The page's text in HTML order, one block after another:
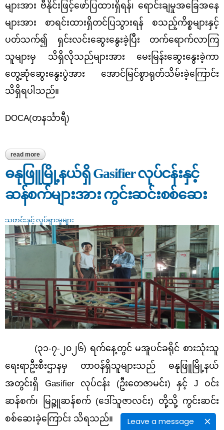
Leave a message
များအား ဗီနိုင်းဖြင့်ဖော်ပြထားရှိရန်၊ ရောင်းချမှုအခြေအနေ
များအား စာရင်းထားရှိတင်ပြသွားရန် စသည့်ကိစ္စများနှင့်
ပတ်သက်၍ ရှင်းလင်းဆွေးနွေးခဲ့ပြီး တက်ရောက်လာကြ
သူများမှ သိရှိလိုသည်များအား မေးမြန်းဆွေး‌နွေးခဲ့ကာ
တွေ့ဆုံဆွေးနွေးပွဲအား အောင်မြင်စွာရုတ်သိမ်းခဲ့ကြောင်း
သိရှိရပါသည်။
DOCA(တနင်္သာရီ)
read more about မြိတ်မြို့ စားသုံးဆီဖြန့်ဖြူး‌ရောင်းချမှုနှင့် ပတ်သက်၍ မြိတ်ခရိုင်
ဆီကုန်သည်နှင့် ဆီလုပ်ငန်းရှင်များအသင်းနှင့် တွေ့ဆုံဆွေးနွေးခြင်း
ဓနုဖြူမြို့နယ်ရှိ Gasifier လုပ်ငန်းနှင့်
ဆန်စက်များအား ကွင်းဆင်းစစ်ဆေး
သတင်းနှင့် လှုပ်ရှားမှုများ
(၃၁-၇-၂၀၂၆) ရက်နေ့တွင် မအူပင်ခရိုင် စားသုံးသူ
ရေးရာဦးစီးဌာနမှ တာဝန်ရှိသူများသည် ဓနုဖြူမြို့နယ်
အတွင်းရှိ Gasifier လုပ်ငန်း (ဦးတေဇာမင်း) နှင့် J ဝင်း
ဆန်စက်၊ မြဉ္ဇူဆန်စက် (ဒေါ်သူဇာလင်း) တို့သို့ ကွင်းဆင်း
စစ်ဆေးခဲ့ကြောင်း သိရသည်။